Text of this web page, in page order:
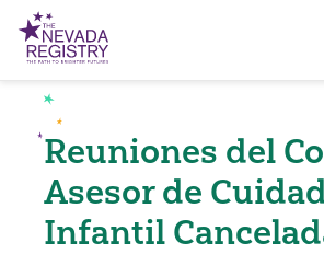
Reuniones del
Asesor de
Infantil